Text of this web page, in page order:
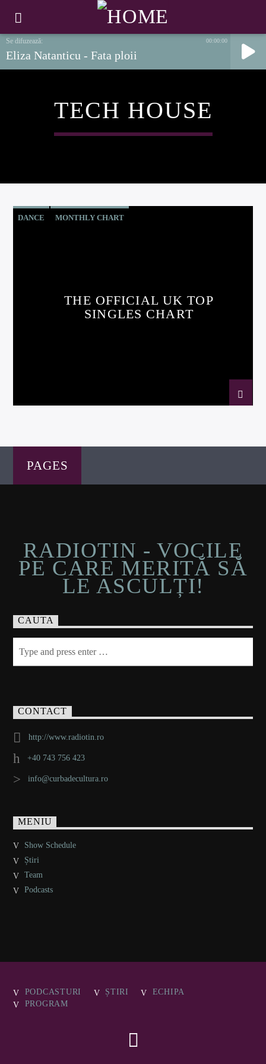
Eliza Natanticu - Fata ploii
00:00:00
TECH HOUSE
DANCE MONTHLY CHART
THE OFFICIAL UK TOP
SINGLES CHART
PAGES
RADIOTIN - VOCILE
PE CARE MERITĂ SĂ
LE ASCULȚI!
CAUTA
CONTACT
http://www.radiotin.ro
+40 743 756 423
info@curbadecultura.ro
MENIU
Show Schedule
Știri
Team
Podcasts
PODCASTURI ȘTIRI
ECHIPA
PROGRAM